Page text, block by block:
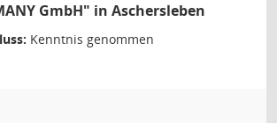
GmbH" in Aschersleben
Kenntnis genommen